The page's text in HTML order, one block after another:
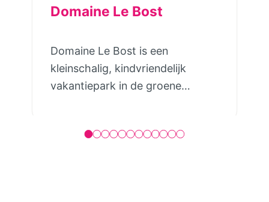
Domaine Le Bost
Domaine Le Bost is een
kleinschalig, kindvriendelijk
vakantiepark in de groene
verhuren zij 7 luxe gîtes en 4